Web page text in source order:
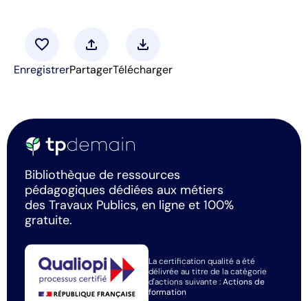
favorite
Enregistrer
upload
Partager
download
Télécharger
Bibliothèque de ressources
pédagogiques dédiées aux métiers
des Travaux Publics, en ligne et 100%
gratuite.
La certification qualité a été
délivrée au titre de la catégorie
d'actions suivante :Actions de
formation